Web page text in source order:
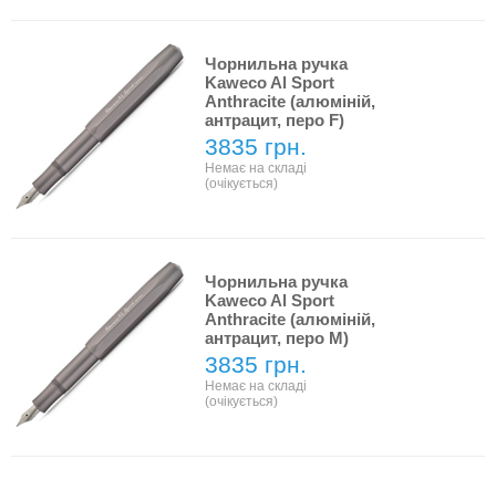
Чорнильна ручка
Kaweco Al Sport
Anthracite (алюміній,
антрацит, перо F)
3835 грн.
Немає на складі
(очікується)
Чорнильна ручка
Kaweco Al Sport
Anthracite (алюміній,
антрацит, перо M)
3835 грн.
Немає на складі
(очікується)